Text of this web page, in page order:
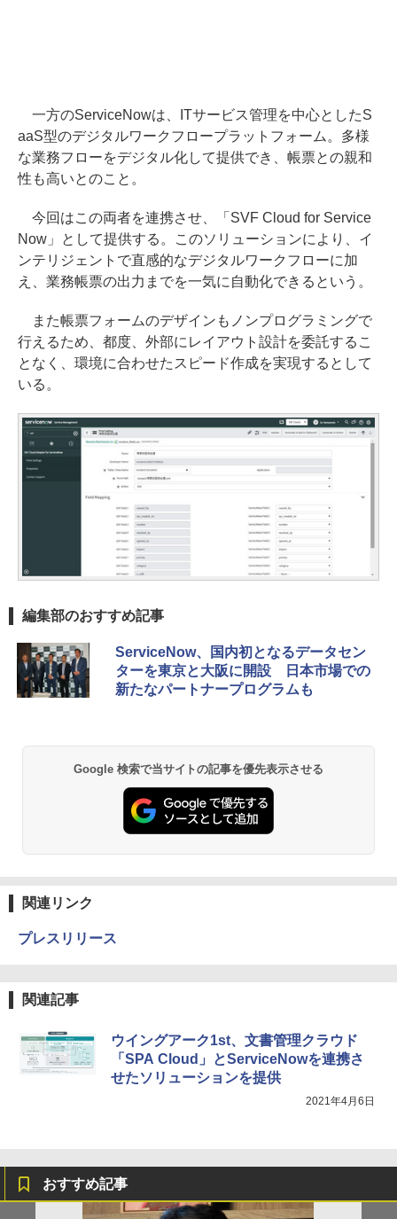
一方のServiceNowは、ITサービス管理を中心としたS
aaS型のデジタルワークフロープラットフォーム。多様
な業務フローをデジタル化して提供でき、帳票との親和
性も高いとのこと。
今回はこの両者を連携させ、「SVF Cloud for Service
Now」として提供する。このソリューションにより、イ
ンテリジェントで直感的なデジタルワークフローに加
え、業務帳票の出力までを一気に自動化できるという。
また帳票フォームのデザインもノンプログラミングで
行えるため、都度、外部にレイアウト設計を委託するこ
となく、環境に合わせたスピード作成を実現するとして
いる。
編集部のおすすめ記事
ServiceNow、国内初となるデータセン
ターを東京と大阪に開設 日本市場での
新たなパートナープログラムも
Google 検索で当サイトの記事を優先表示させる
関連リンク
プレスリリース
関連記事
ウイングアーク1st、文書管理クラウド
「SPA Cloud」とServiceNowを連携さ
せたソリューションを提供
2021年4月6日
おすすめ記事